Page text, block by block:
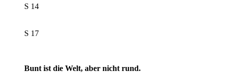
S 14
S 17
Bunt ist die Welt, aber nicht rund.